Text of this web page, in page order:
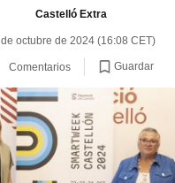
Castelló Extra
octubre de 2024 (16:08 CET)
Comentarios Guardar